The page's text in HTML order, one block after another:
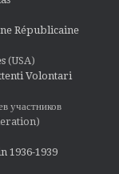
Républicaine
(USA)
Volontari
участников
1936-1939